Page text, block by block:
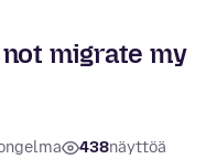
migrate my
438näyttöä